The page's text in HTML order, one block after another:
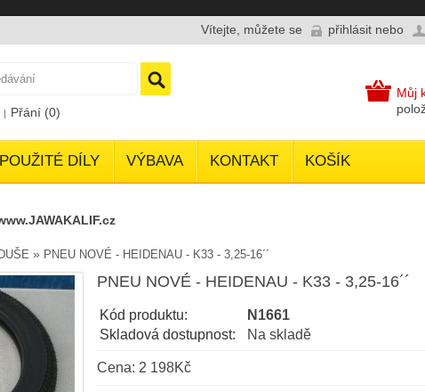
Vítejte, můžete se přihlásit nebo
Přání (0)
Můj
POUŽITÉ DÍLY VÝBAVA KONTAKT KOŠÍK
» PNEU NOVÉ - HEIDENAU - K33 - 3,25-16´´
PNEU NOVÉ - HEIDENAU - K33 - 3,25-16´´
Kód produktu:
N1661
Skladová dostupnost:
Na skladě
Cena: 2 198Kč